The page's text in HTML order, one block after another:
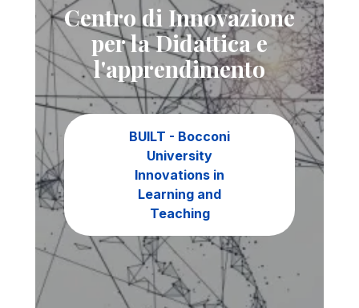
Centro di Innovazione
per la Didattica e
l'apprendimento
BUILT - Bocconi
University
Innovations in
Learning and
Teaching